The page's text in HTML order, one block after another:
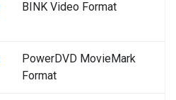
BINK Video Format
PowerDVD MovieMark
Format